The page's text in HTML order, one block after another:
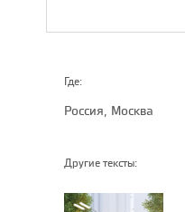
Где:
Россия, Москва
Другие тексты: